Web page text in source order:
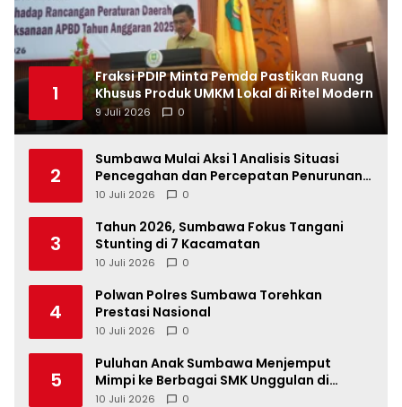
1
Fraksi PDIP Minta Pemda Pastikan Ruang
Khusus Produk UMKM Lokal di Ritel Modern
9 Juli 2026 0
2
Sumbawa Mulai Aksi 1 Analisis Situasi
Pencegahan dan Percepatan Penurunan
Stunting Tahun 2026
10 Juli 2026 0
3
Tahun 2026, Sumbawa Fokus Tangani
Stunting di 7 Kacamatan
10 Juli 2026 0
4
Polwan Polres Sumbawa Torehkan
Prestasi Nasional
10 Juli 2026 0
5
Puluhan Anak Sumbawa Menjemput
Mimpi ke Berbagai SMK Unggulan di
Indonesia
10 Juli 2026 0